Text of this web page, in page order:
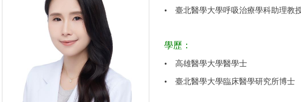
• 臺北醫學大學呼吸治療學科助理教
學歷：
• 高雄醫學大學醫學士
• 臺北醫學大學臨床醫學研究所博士